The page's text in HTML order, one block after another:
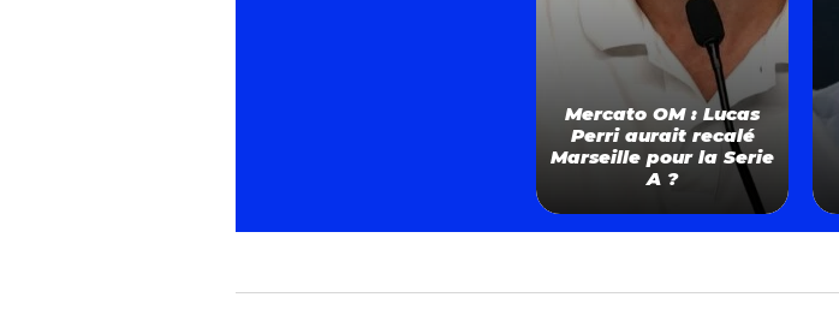
Mercato OM : Lucas
Perri aurait recalé
Marseille pour la Serie
A ?